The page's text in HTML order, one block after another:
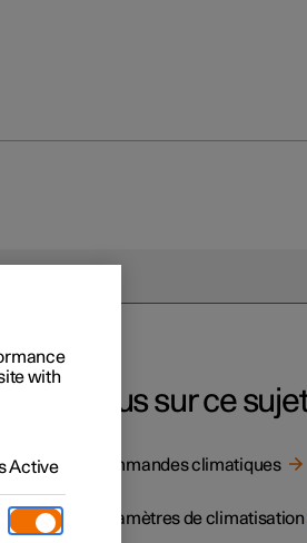
en nature
Plus sur ce
Commandes climatiques
Paramètres de climatisation
with
Active